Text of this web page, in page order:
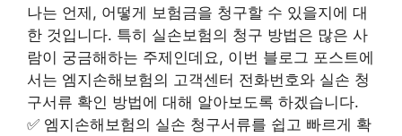
나는 언제, 어떻게 보험금을 청구할 수 있을지에 대
한 것입니다. 특히 실손보험의 청구 방법은 많은 사
람이 궁금해하는 주제인데요, 이번 블로그 포스트에
서는 엠지손해보험의 고객센터 전화번호와 실손 청
구서류 확인 방법에 대해 알아보도록 하겠습니다.
✅ 엠지손해보험의 실손 청구서류를 쉽고 빠르게 확